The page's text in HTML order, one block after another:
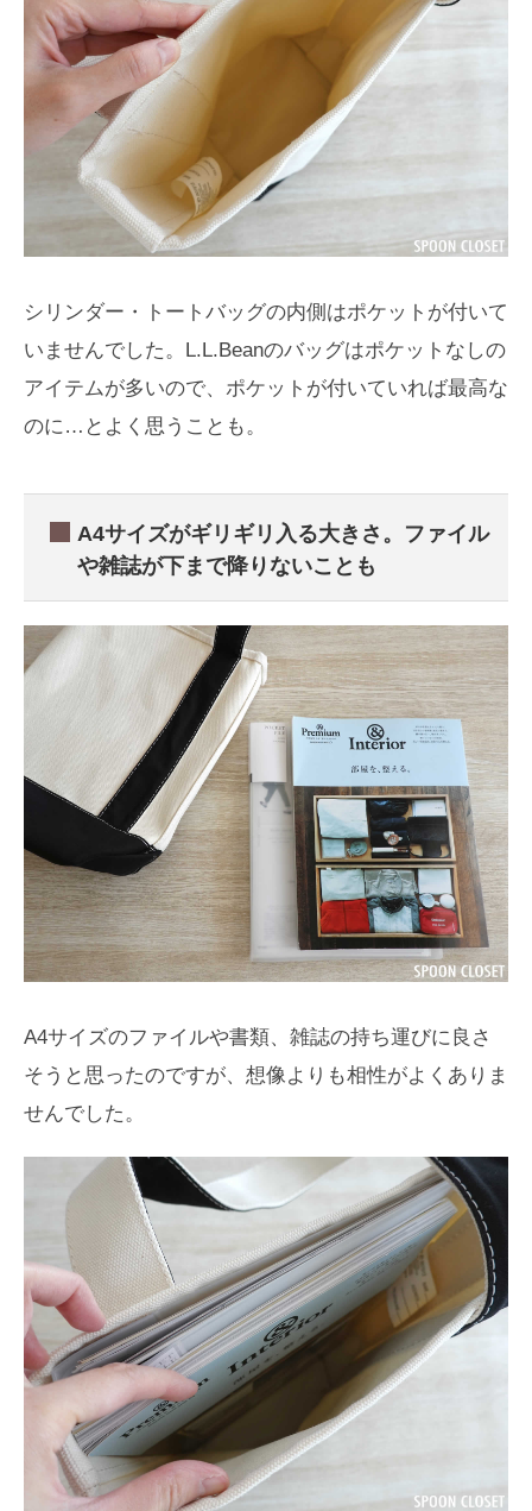
シリンダー・トートバッグの内側はポケットが付いて
いませんでした。L.L.Beanのバッグはポケットなしの
アイテムが多いので、ポケットが付いていれば最高な
のに…とよく思うことも。
A4サイズがギリギリ入る大きさ。ファイル
や雑誌が下まで降りないことも
A4サイズのファイルや書類、雑誌の持ち運びに良さ
そうと思ったのですが、想像よりも相性がよくありま
せんでした。